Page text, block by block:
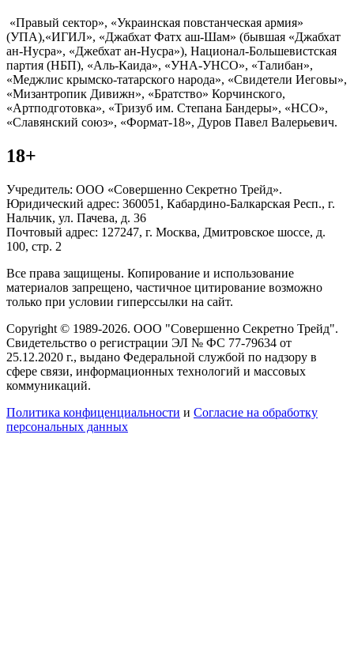
«Правый сектор», «Украинская повстанческая армия»
(УПА),«ИГИЛ», «Джабхат Фатх аш-Шам» (бывшая «Джабхат
ан-Нусра», «Джебхат ан-Нусра»), Национал-Большевистская
партия (НБП), «Аль-Каида», «УНА-УНСО», «Талибан»,
«Меджлис крымско-татарского народа», «Свидетели Иеговы»,
«Мизантропик Дивижн», «Братство» Корчинского,
«Артподготовка», «Тризуб им. Степана Бандеры», «НСО»,
«Славянский союз», «Формат-18», Дуров Павел Валерьевич.
18+
Учредитель: ООО «Совершенно Секретно Трейд».
Юридический адрес: 360051, Кабардино-Балкарская Респ., г.
Нальчик, ул. Пачева, д. 36
Почтовый адрес: 127247, г. Москва, Дмитровское шоссе, д.
100, стр. 2
Все права защищены. Копирование и использование
материалов запрещено, частичное цитирование возможно
только при условии гиперссылки на сайт.
Copyright © 1989-2026. ООО "Совершенно Секретно Трейд".
Свидетельство о регистрации ЭЛ № ФС 77-79634 от
25.12.2020 г., выдано Федеральной службой по надзору в
сфере связи, информационных технологий и массовых
коммуникаций.
Политика конфиценциальности и Согласие на обработку
персональных данных